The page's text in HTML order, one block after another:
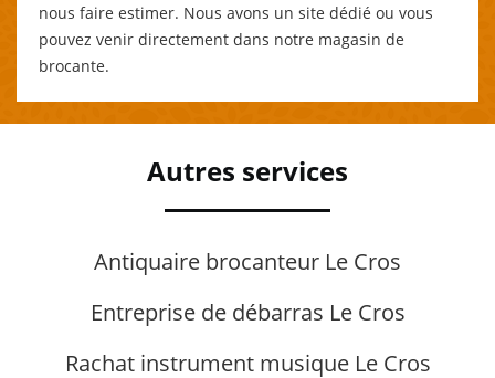
nous faire estimer. Nous avons un site dédié ou vous
pouvez venir directement dans notre magasin de
brocante.
Autres services
Antiquaire brocanteur Le Cros
Entreprise de débarras Le Cros
Rachat instrument musique Le Cros